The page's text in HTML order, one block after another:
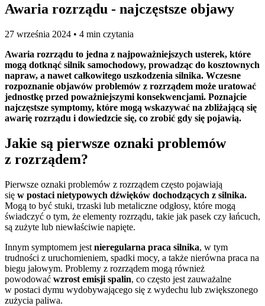
Awaria rozrządu - najczęstsze objawy
27 września 2024 • 4 min czytania
Awaria rozrządu to jedna z najpoważniejszych usterek, które
mogą dotknąć silnik samochodowy, prowadząc do kosztownych
napraw, a nawet całkowitego uszkodzenia silnika. Wczesne
rozpoznanie objawów problemów z rozrządem może uratować
jednostkę przed poważniejszymi konsekwencjami. Poznajcie
najczęstsze symptomy, które mogą wskazywać na zbliżającą się
awarię rozrządu i dowiedzcie się, co zrobić gdy się pojawią.
Jakie są pierwsze oznaki problemów
z rozrządem?
Pierwsze oznaki problemów z rozrządem często pojawiają
się w postaci nietypowych dźwięków dochodzących z silnika.
Mogą to być stuki, trzaski lub metaliczne odgłosy, które mogą
świadczyć o tym, że elementy rozrządu, takie jak pasek czy łańcuch,
są zużyte lub niewłaściwie napięte.
Innym symptomem jest nieregularna praca silnika, w tym
trudności z uruchomieniem, spadki mocy, a także nierówna praca na
biegu jałowym. Problemy z rozrządem mogą również
powodować wzrost emisji spalin, co często jest zauważalne
w postaci dymu wydobywającego się z wydechu lub zwiększonego
zużycia paliwa.